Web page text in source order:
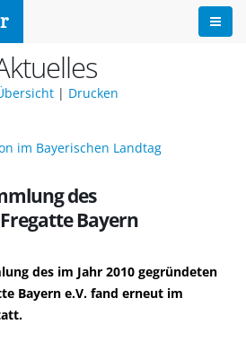
| Drucken
im Bayerischen Landtag
des
Bayern
des im Jahr 2010 gegründeten
Bayern e.V. fand erneut im